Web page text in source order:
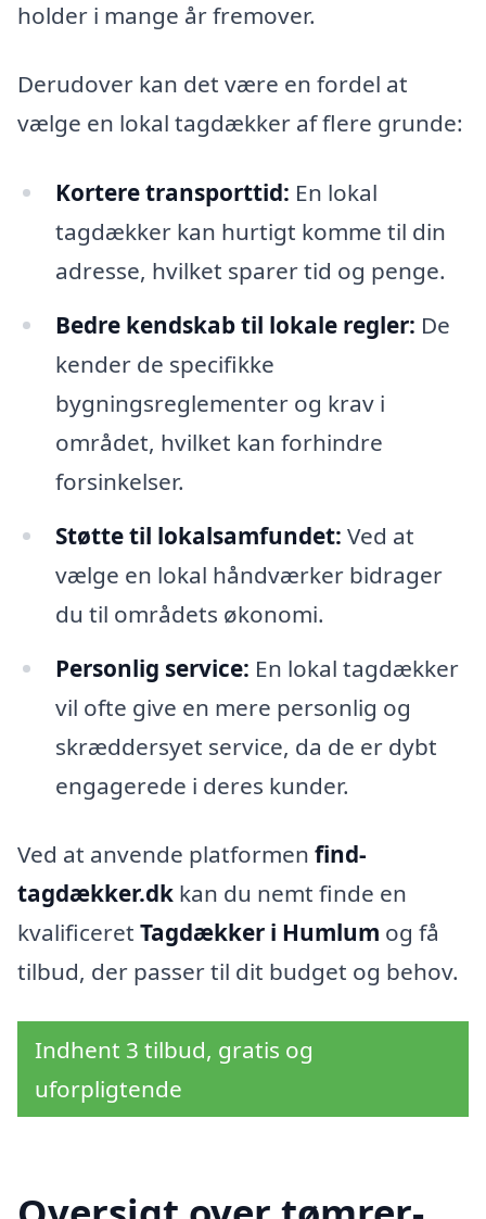
holder i mange år fremover.
Derudover kan det være en fordel at
vælge en lokal tagdækker af flere grunde:
Kortere transporttid: En lokal
tagdækker kan hurtigt komme til din
adresse, hvilket sparer tid og penge.
Bedre kendskab til lokale regler: De
kender de specifikke
bygningsreglementer og krav i
området, hvilket kan forhindre
forsinkelser.
Støtte til lokalsamfundet: Ved at
vælge en lokal håndværker bidrager
du til områdets økonomi.
Personlig service: En lokal tagdækker
vil ofte give en mere personlig og
skræddersyet service, da de er dybt
engagerede i deres kunder.
Ved at anvende platformen find-
tagdækker.dk kan du nemt finde en
kvalificeret Tagdækker i Humlum og få
tilbud, der passer til dit budget og behov.
Indhent 3 tilbud, gratis og
uforpligtende